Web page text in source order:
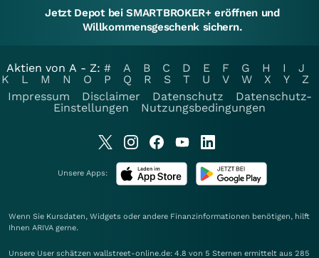
Jetzt Depot bei SMARTBROKER+ eröffnen und
Willkommensgeschenk sichern.
Aktien von A - Z: # A B C D E F G H I
J
K
L M N O P Q R S T U V W X Y
Z
Impressum
Disclaimer Datenschutz
Datenschutz-
Einstellungen
Nutzungsbedingungen
Unsere Apps:
Wenn Sie Kursdaten, Widgets oder andere Finanzinformationen benötigen, hilft
Ihnen ARIVA gerne.
Unsere User schätzen wallstreet-online.de: 4.8 von 5 Sternen ermittelt aus 285